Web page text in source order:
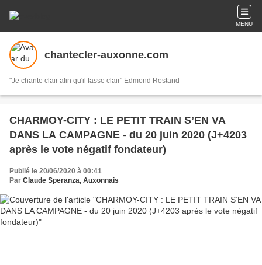
MENU
chantecler-auxonne.com
"Je chante clair afin qu'il fasse clair" Edmond Rostand
CHARMOY-CITY : LE PETIT TRAIN S’EN VA
DANS LA CAMPAGNE - du 20 juin 2020 (J+4203
après le vote négatif fondateur)
Publié le 20/06/2020 à 00:41
Par Claude Speranza, Auxonnais